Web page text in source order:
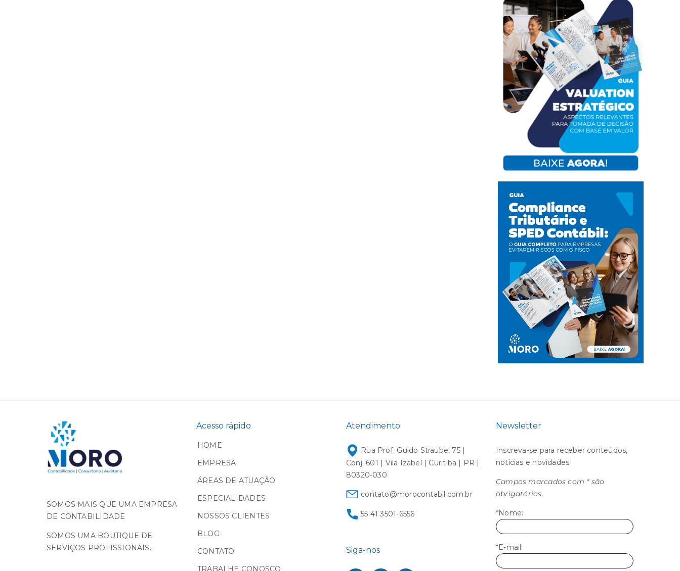
SOMOS MAIS QUE UMA EMPRESA
DE CONTABILIDADE
SOMOS UMA BOUTIQUE DE
SERVIÇOS PROFISSIONAIS.
Acesso rápido
HOME
EMPRESA
ÁREAS DE ATUAÇÃO
ESPECIALIDADES
NOSSOS CLIENTES
BLOG
CONTATO
TRABALHE CONOSCO
Atendimento
Rua Prof. Guido Straube, 75 |
Conj. 601 | Vila Izabel | Curitiba | PR |
80320-030
contato@morocontabil.com.br
55 41 3501-6556
Siga-nos
Newsletter
Inscreva-se para receber conteúdos,
notícias e novidades.
Campos marcados com * são
obrigatórios.
*Nome:
*E-mail: